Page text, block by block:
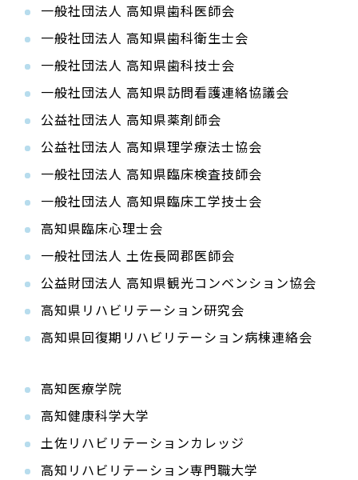
一般社団法人 高知県歯科医師会
一般社団法人 高知県歯科衛生士会
一般社団法人 高知県歯科技士会
一般社団法人 高知県訪問看護連絡協議会
公益社団法人 高知県薬剤師会
公益社団法人 高知県理学療法士協会
一般社団法人 高知県臨床検査技師会
一般社団法人 高知県臨床工学技士会
高知県臨床心理士会
一般社団法人 土佐長岡郡医師会
公益財団法人 高知県観光コンベンション協会
高知県リハビリテーション研究会
高知県回復期リハビリテーション病棟連絡会
高知医療学院
高知健康科学大学
土佐リハビリテーションカレッジ
高知リハビリテーション専門職大学